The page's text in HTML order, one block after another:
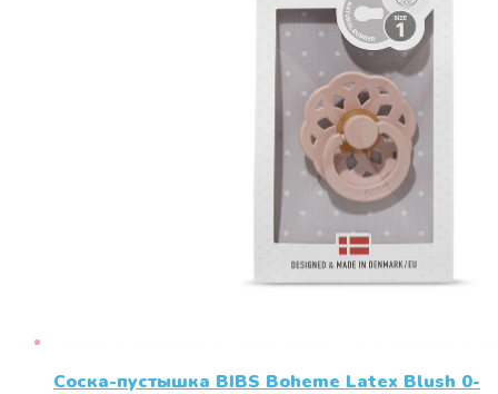
Соска-пустышка BIBS Boheme Latex Blush 0-